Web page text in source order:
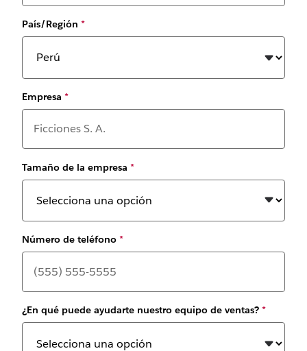
País/Región *
Empresa *
Tamaño de la empresa *
Número de teléfono *
¿En qué puede ayudarte nuestro equipo de ventas? *